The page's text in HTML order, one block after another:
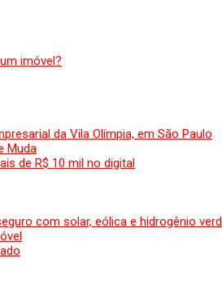
imóvel?
da Vila Olímpia, em São Paulo
Muda
de R$ 10 mil no digital
com solar, eólica e hidrogênio